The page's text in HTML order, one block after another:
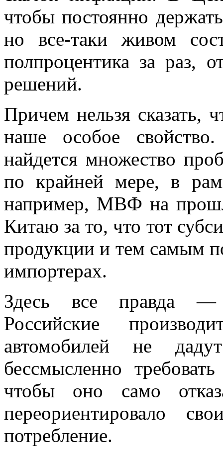
чтобы постоянно
но все-таки живом
полпроцентика за раз,
решений.
Причем нельзя сказать,
наше особое
найдется множество
по крайней мере, в
например, МВФ на
Китаю за то, что тот
продукции и тем самым
импортерах.
Здесь все правда —
Российские
автомобилей не
бессмысленно
чтобы оно само
переориентировало
потребление.